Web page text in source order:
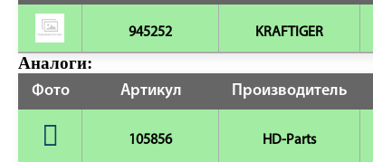
945252 KRAFTIGER
Аналоги:
Фото Артикул Производитель
105856 HD-Parts